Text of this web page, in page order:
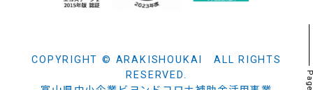
COPYRIGHT © ARAKISHOUKAI ALL RIGHTS
RESERVED.